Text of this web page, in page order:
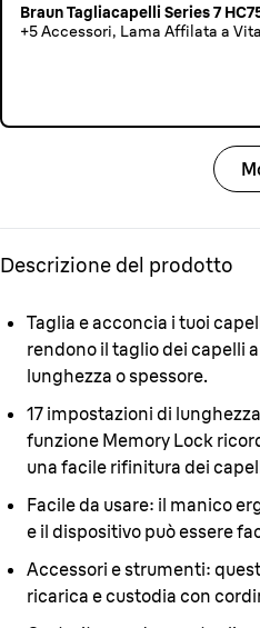
Braun Tagliacapelli Series 7
+5 Accessori, Lama Affilata a
Descrizione del prodotto
Taglia e acconcia i tuoi
rendono il taglio dei capelli
lunghezza o spessore.
17 impostazioni di
funzione Memory Lock
una facile rifinitura dei
Facile da usare: il manico
e il dispositivo può essere
Accessori e strumenti:
ricarica e custodia con